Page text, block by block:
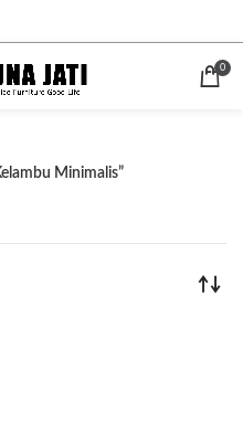
0
Minimalis”